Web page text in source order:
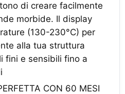
di creare facilmente
morbide. Il display
(130-230°C) per
alla tua struttura
fini e sensibili fino a
CON 60 MESI